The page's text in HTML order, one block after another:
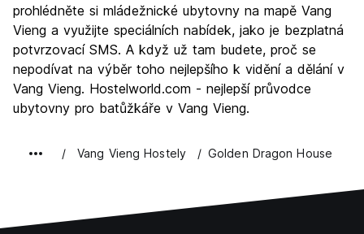
Hodnota za peníze
7.5
prohlédněte si mládežnické ubytovny na mapě Vang
Vieng a využijte speciálních nabídek, jako je bezplatná
potvrzovací SMS. A když už tam budete, proč se
nepodívat na výběr toho nejlepšího k vidění a dělání v
Vang Vieng. Hostelworld.com - nejlepší průvodce
ubytovny pro batůžkáře v Vang Vieng.
Vang Vieng Hostely Golden Dragon House